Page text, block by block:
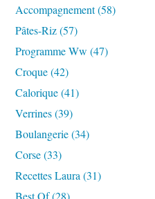
Accompagnement (58)
Pâtes-Riz (57)
Programme Ww (47)
Croque (42)
Calorique (41)
Verrines (39)
Boulangerie (34)
Corse (33)
Recettes Laura (31)
Best Of (28)